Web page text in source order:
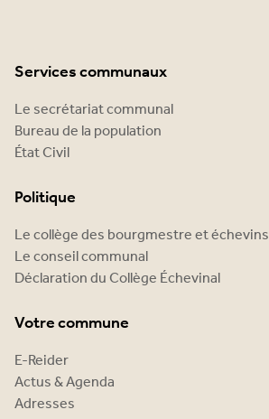
Services communaux
Le secrétariat communal
Bureau de la population
État Civil
Politique
Le collège des bourgmestre et échevins
Le conseil communal
Déclaration du Collège Échevinal
Votre commune
E-Reider
Actus & Agenda
Adresses